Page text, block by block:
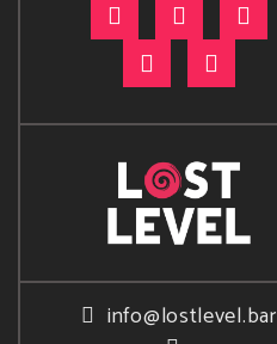
info@lostlevel.bar